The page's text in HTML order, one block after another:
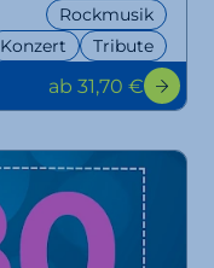
Konzert Tribute
Rockmusik
ab 31,70 €